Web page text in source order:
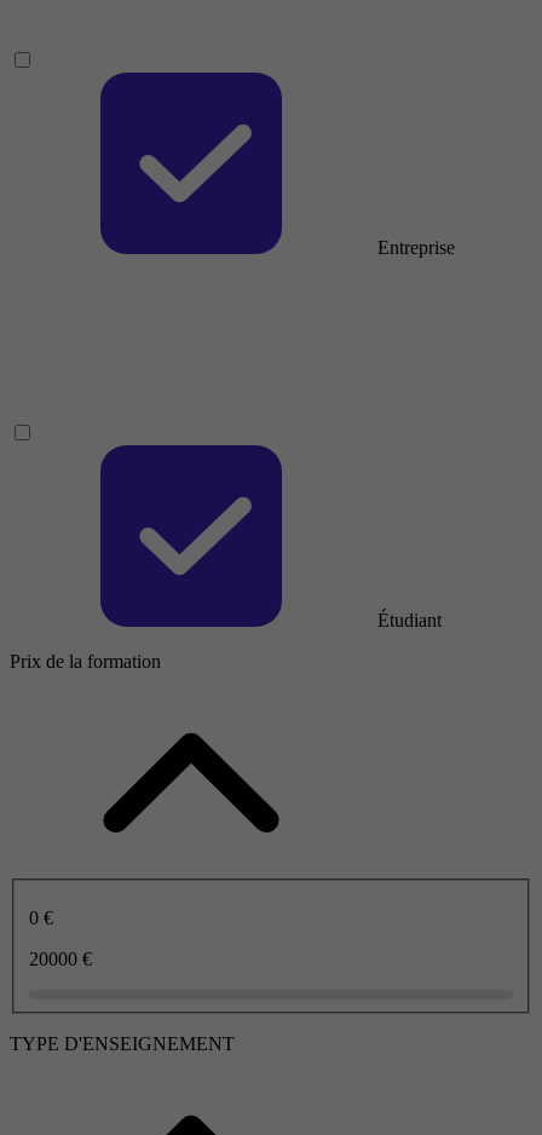
Entreprise
Étudiant
Prix de la formation
0 €
20000 €
TYPE D'ENSEIGNEMENT